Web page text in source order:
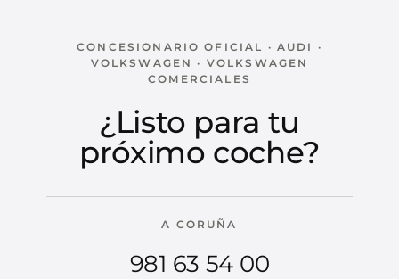
CONCESIONARIO OFICIAL · AUDI ·
VOLKSWAGEN · VOLKSWAGEN
COMERCIALES
¿Listo para tu
próximo coche?
A CORUÑA
981 63 54 00